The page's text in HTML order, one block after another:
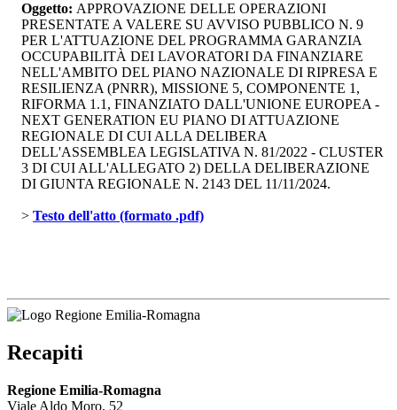
Oggetto: APPROVAZIONE DELLE OPERAZIONI
PRESENTATE A VALERE SU AVVISO PUBBLICO N. 9
PER L'ATTUAZIONE DEL PROGRAMMA GARANZIA
OCCUPABILITÀ DEI LAVORATORI DA FINANZIARE
NELL'AMBITO DEL PIANO NAZIONALE DI RIPRESA E
RESILIENZA (PNRR), MISSIONE 5, COMPONENTE 1,
RIFORMA 1.1, FINANZIATO DALL'UNIONE EUROPEA -
NEXT GENERATION EU PIANO DI ATTUAZIONE
REGIONALE DI CUI ALLA DELIBERA
DELL'ASSEMBLEA LEGISLATIVA N. 81/2022 - CLUSTER
3 DI CUI ALL'ALLEGATO 2) DELLA DELIBERAZIONE
DI GIUNTA REGIONALE N. 2143 DEL 11/11/2024.
> Testo dell'atto (formato .pdf)
Recapiti
Regione Emilia-Romagna
Viale Aldo Moro, 52